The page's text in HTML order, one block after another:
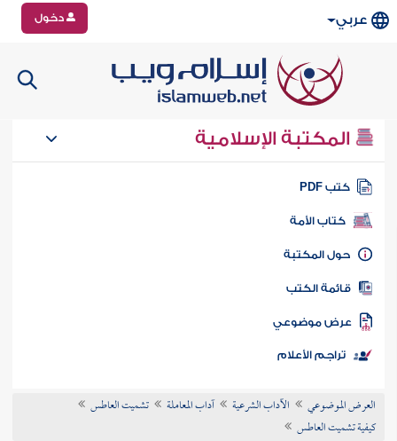
عربي دخول
المكتبة الإسلامية
كتب PDF
كتاب الأمة
المكتبة
الكتب
موضوعي
تراجم الأعلام
العرض الموضوعي الآداب الشرعية آداب المعاملة
تشميت العاطس
كيفية تشميت العاطس